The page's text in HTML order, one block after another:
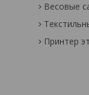
Весовые
Принтер